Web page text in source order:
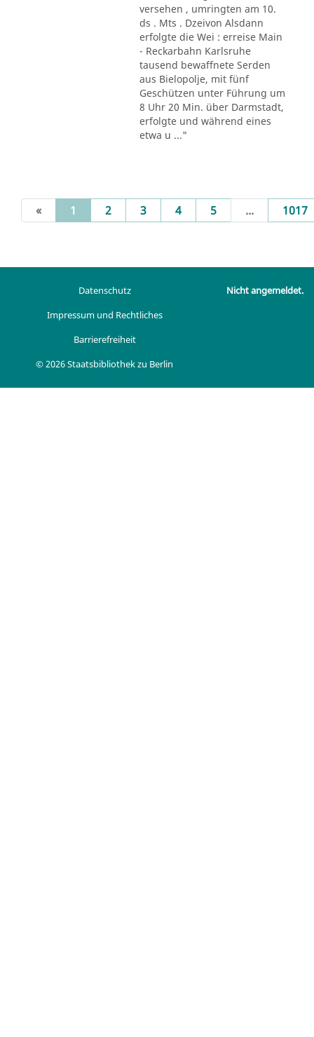
versehen , umringten am 10.
ds . Mts . Dzeivon Alsdann
erfolgte die Wei : erreise Main
- Reckarbahn Karlsruhe
tausend bewaffnete Serden
aus Bielopolje, mit fünf
Geschützen unter Führung um
8 Uhr 20 Min. über Darmstadt,
erfolgte und während eines
etwa u ..."
« 1 (current)
2 3 4 5 ... 1017
Datenschutz
Impressum und Rechtliches
Barrierefreiheit
© 2026 Staatsbibliothek zu Berlin
Nicht angemeldet.